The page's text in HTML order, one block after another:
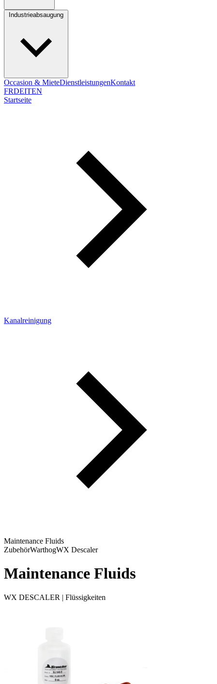
Occasion & MieteDienstleistungenKontakt
FRDEITEN
Startseite
Kanalreinigung
Maintenance Fluids
ZubehörWarthogWX Descaler
Maintenance Fluids
WX DESCALER | Flüssigkeiten